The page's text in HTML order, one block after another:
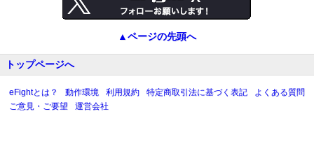
▲ページの先頭へ
トップページへ
eFightとは？ 動作環境 利用規約 特定商取引法に基づく表記
よくある質問
ご意見・ご要望
運営会社